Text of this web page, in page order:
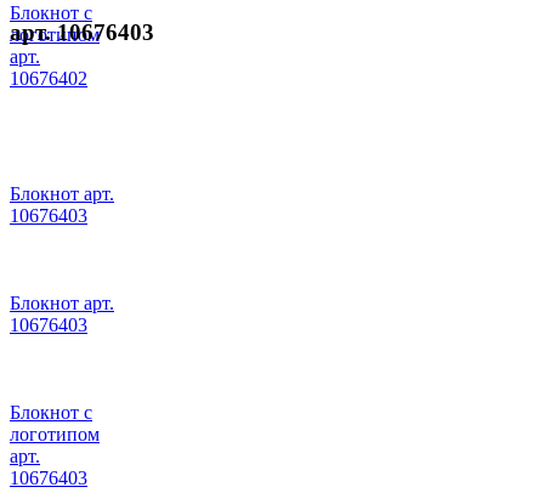
Блокнот с
логотипом
арт.
10676402
арт. 10676403
Блокнот арт.
10676403
Блокнот арт.
10676403
Блокнот с
логотипом
арт.
10676403